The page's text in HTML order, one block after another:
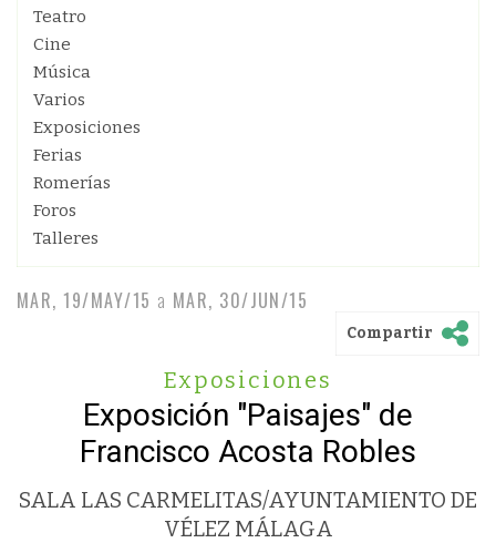
Teatro
Cine
Música
Varios
Exposiciones
Ferias
Romerías
Foros
Talleres
MAR, 19/MAY/15 a MAR, 30/JUN/15
Compartir
Exposiciones
Exposición "Paisajes" de
Francisco Acosta Robles
SALA LAS CARMELITAS/AYUNTAMIENTO DE
VÉLEZ MÁLAGA